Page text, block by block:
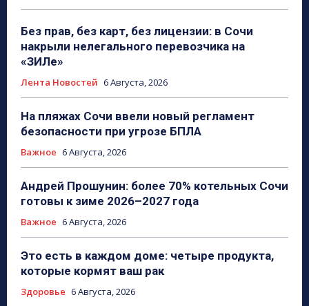
Без прав, без карт, без лицензии: в Сочи
накрыли нелегального перевозчика на
«ЗИЛе»
Лента Новостей 6 Августа, 2026
На пляжах Сочи ввели новый регламент
безопасности при угрозе БПЛА
Важное 6 Августа, 2026
Андрей Прошунин: более 70% котельных Сочи
готовы к зиме 2026–2027 года
Важное 6 Августа, 2026
Это есть в каждом доме: четыре продукта,
которые кормят ваш рак
Здоровье 6 Августа, 2026